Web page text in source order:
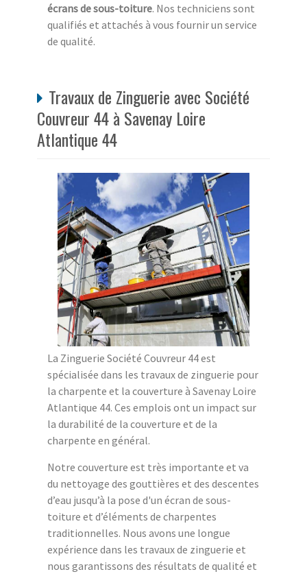
écrans de sous-toiture. Nos techniciens sont
qualifiés et attachés à vous fournir un service
de qualité.
Travaux de Zinguerie avec Société
Couvreur 44 à Savenay Loire
Atlantique 44
La Zinguerie Société Couvreur 44 est
spécialisée dans les travaux de zinguerie pour
la charpente et la couverture à Savenay Loire
Atlantique 44. Ces emplois ont un impact sur
la durabilité de la couverture et de la
charpente en général.
Notre couverture est très importante et va
du nettoyage des gouttières et des descentes
d’eau jusqu’à la pose d'un écran de sous-
toiture et d’éléments de charpentes
traditionnelles. Nous avons une longue
expérience dans les travaux de zinguerie et
nous garantissons des résultats de qualité et